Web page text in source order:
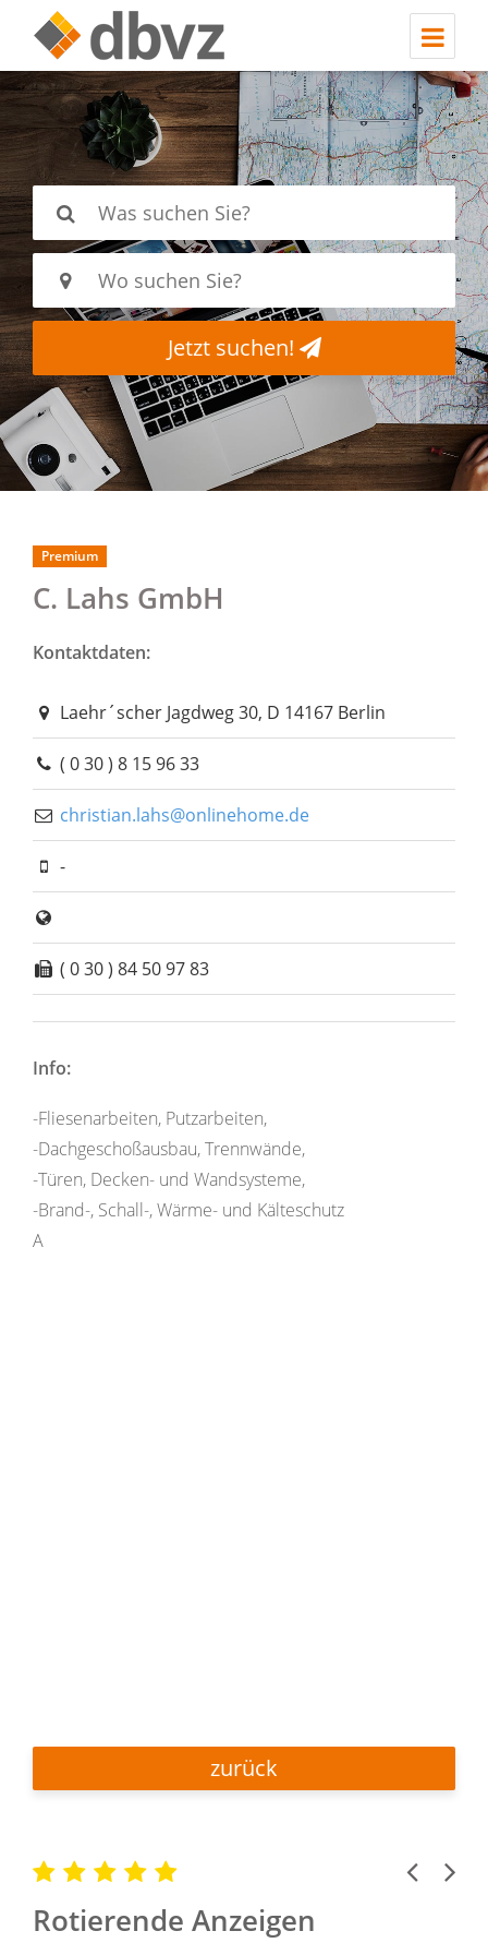
Jetzt suchen!
C. Lahs GmbH
Premium
Kontaktdaten:
Laehr´scher Jagdweg 30, D 14167 Berlin
( 0 30 ) 8 15 96 33
christian.lahs@onlinehome.de
-
( 0 30 ) 84 50 97 83
Info:
-Fliesenarbeiten, Putzarbeiten,
-Dachgeschoßausbau, Trennwände,
-Türen, Decken- und Wandsysteme,
-Brand-, Schall-, Wärme- und Kälteschutz
A
zurück
Rotierende Anzeigen
Previous
Next